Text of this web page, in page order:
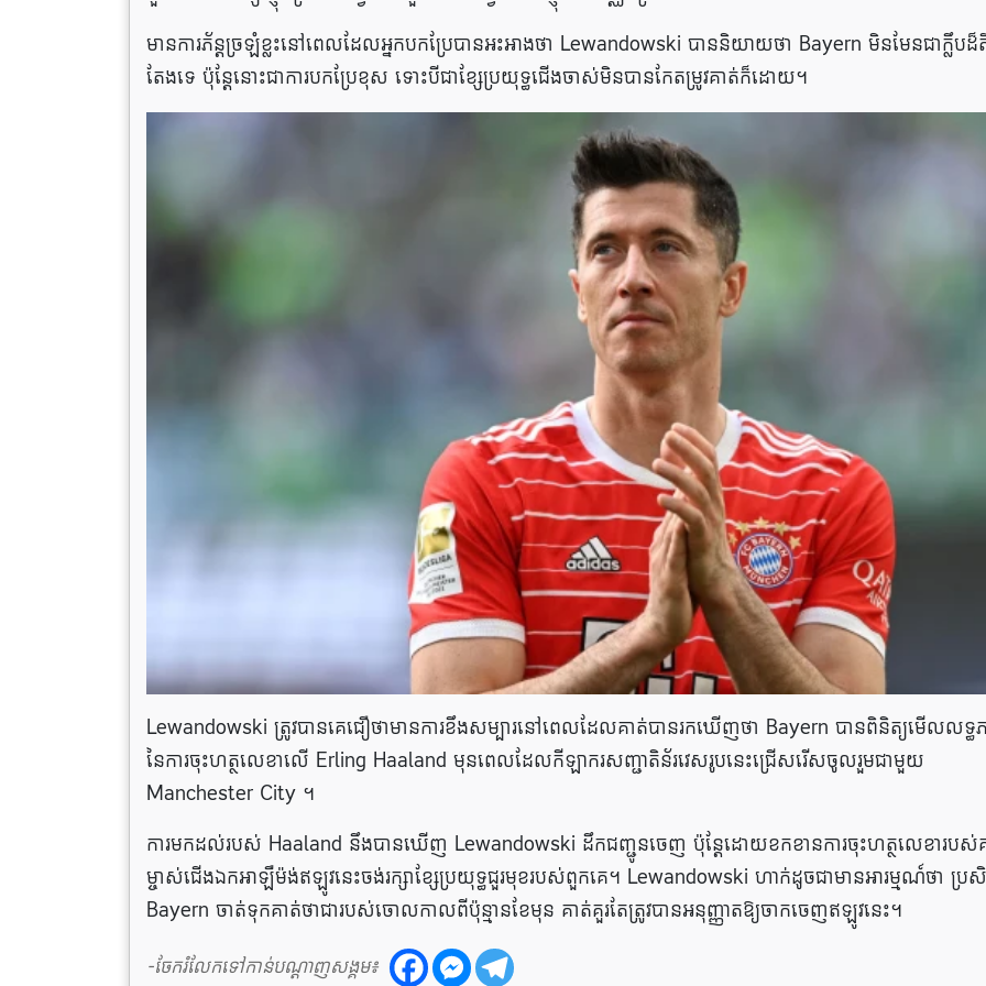
មានការភ័ន្តច្រឡំខ្លះនៅពេលដែលអ្នកបកប្រែបានអះអាងថា Lewandowski បាននិយាយថា Bayern មិនមែនជាក្លឹប
តែងទេ ប៉ុន្តែនោះជាការបកប្រែខុស ទោះបីជាខ្សែប្រយុទ្ធជើងចាស់មិនបានកែតម្រូវគាត់ក៏ដោយ។
Lewandowski ត្រូវបានគេជឿថាមានការខឹងសម្បារនៅពេលដែលគាត់បានរកឃើញថា Bayern បានពិនិត្យមើលលទ្ធ
នៃការចុះហត្ថលេខាលើ Erling Haaland មុនពេលដែលកីឡាករសញ្ជាតិន័រវេសរូបនេះជ្រើសរើសចូលរួមជាមួយ
Manchester City ។
ការមកដល់របស់ Haaland នឹងបានឃើញ Lewandowski ដឹកជញ្ជូនចេញ ប៉ុន្តែដោយខកខានការចុះហត្ថលេខារបស់
ម្ចាស់ជើងឯកអាឡឺម៉ង់ឥឡូវនេះចង់រក្សាខ្សែប្រយុទ្ធជួរមុខរបស់ពួកគេ។ Lewandowski ហាក់ដូចជាមានអារម្មណ៍ថា ប្រ
Bayern ចាត់ទុកគាត់ថាជារបស់ចោលកាលពីប៉ុន្មានខែមុន គាត់គួរតែត្រូវបានអនុញ្ញាតឱ្យចាកចេញឥឡូវនេះ។
-ចែករំលែកទៅកាន់បណ្តាញសង្គម៖